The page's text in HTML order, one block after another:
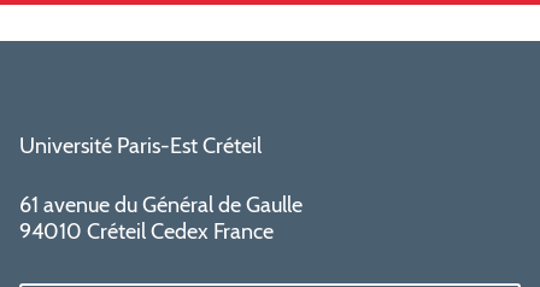
Université Paris-Est Créteil
61 avenue du Général de Gaulle
94010 Créteil Cedex France